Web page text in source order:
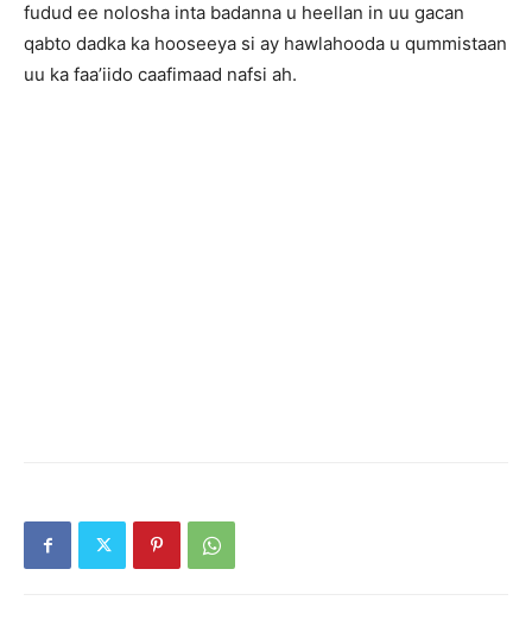
fudud ee nolosha inta badanna u heellan in uu gacan
qabto dadka ka hooseeya si ay hawlahooda u qummistaan
uu ka faa’iido caafimaad nafsi ah.